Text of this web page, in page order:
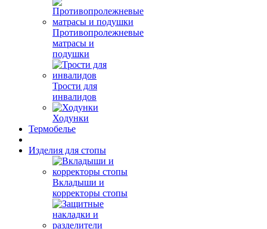
Противопролежневые
матрасы и
подушки
Трости для
инвалидов
Ходунки
Термобелье
Изделия для стопы
Вкладыши и
корректоры стопы